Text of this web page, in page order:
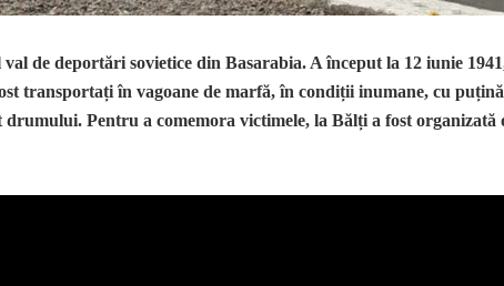
de deportări sovietice din Basarabia. A început la 12 iunie
transportați în vagoane de marfă, în condiții inumane, cu puțină
Pentru a comemora victimele, la Bălți a fost organizată